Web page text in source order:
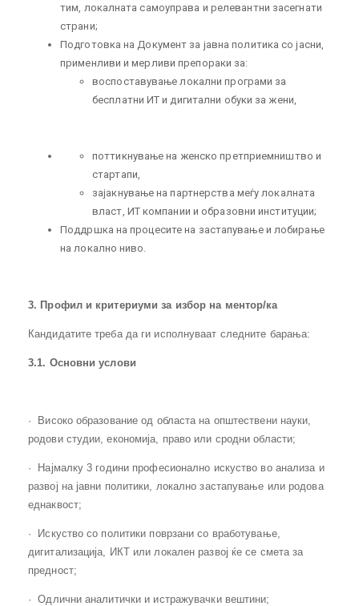
тим, локалната самоуправа и релевантни засегнати
страни;
Подготовка на Документ за јавна политика со јасни,
применливи и мерливи препораки за:
воспоставување локални програми за
бесплатни ИТ и дигитални обуки за жени,
поттикнување на женско претприемништво и
стартапи,
зајакнување на партнерства меѓу локалната
власт, ИТ компании и образовни институции;
Поддршка на процесите на застапување и лобирање
на локално ниво.
3. Профил и критериуми за избор на ментор/ка
Кандидатите треба да ги исполнуваат следните барања:
3.1. Основни услови
· Високо образование од областа на општествени науки,
родови студии, економија, право или сродни области;
· Најмалку 3 години професионално искуство во анализа и
развој на јавни политики, локално застапување или родова
еднаквост;
· Искуство со политики поврзани со вработување,
дигитализација, ИКТ или локален развој ќе се смета за
предност;
· Одлични аналитички и истражувачки вештини;